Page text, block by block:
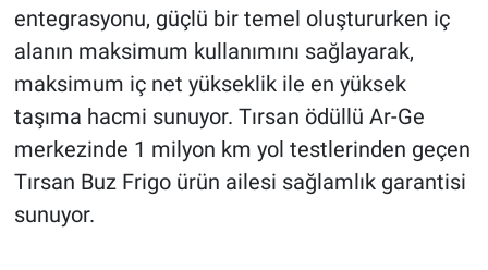
entegrasyonu, güçlü bir temel oluştururken iç
alanın maksimum kullanımını sağlayarak,
maksimum iç net yükseklik ile en yüksek
taşıma hacmi sunuyor. Tırsan ödüllü Ar-Ge
merkezinde 1 milyon km yol testlerinden geçen
Tırsan Buz Frigo ürün ailesi sağlamlık garantisi
sunuyor.